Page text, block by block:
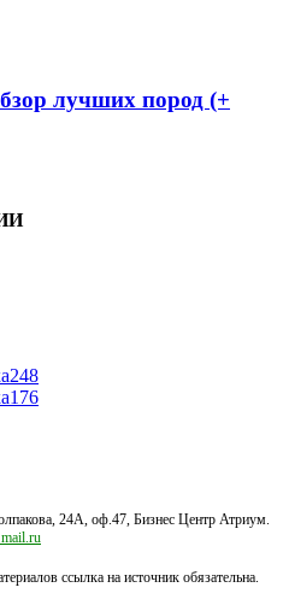
лучших пород (+
248
176
24А, оф.47, Бизнес Центр Атриум.
ссылка на источник обязательна.